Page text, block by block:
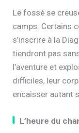
Le fossé se
camps. Certains
s’inscrire à la
tiendront pas
l’aventure et
difficiles, leur
encaisser autant
L’heure du